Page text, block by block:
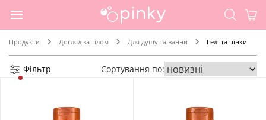
Продукти Догляд за тілом Для душу та ванни Гелі та пінки
Фільтр Сортування по: